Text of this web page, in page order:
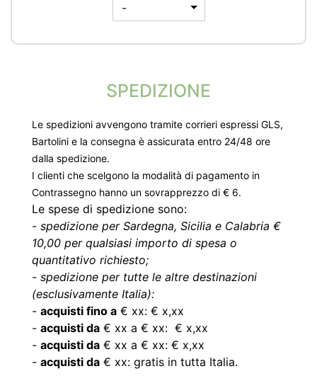
-
SPEDIZIONE
Le spedizioni avvengono tramite corrieri espressi GLS,
Bartolini e la consegna è assicurata entro 24/48 ore
dalla spedizione.
I clienti che scelgono la modalità di pagamento in
Contrassegno hanno un sovrapprezzo di € 6.
Le spese di spedizione sono:
- spedizione per Sardegna, Sicilia e Calabria €
10,00 per qualsiasi importo di spesa o
quantitativo richiesto;
- spedizione per tutte le altre destinazioni
(esclusivamente Italia):
- acquisti fino a € xx: € x,xx
- acquisti da € xx a € xx: € x,xx
- acquisti da € xx a € xx: € x,xx
- acquisti da € xx: gratis in tutta Italia.